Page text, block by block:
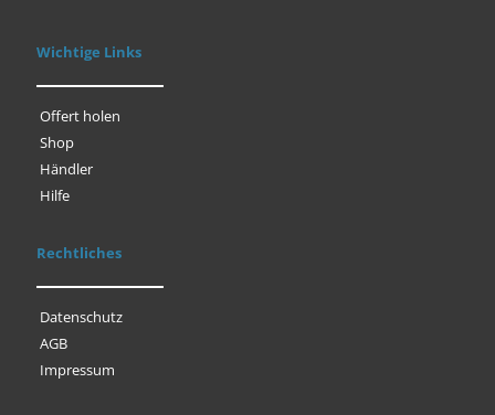
Wichtige Links
Offert holen
Shop
Händler
Hilfe
Rechtliches
Datenschutz
AGB
Impressum